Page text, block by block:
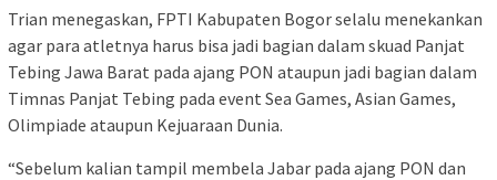
Trian menegaskan, FPTI Kabupaten Bogor selalu menekankan
agar para atletnya harus bisa jadi bagian dalam skuad Panjat
Tebing Jawa Barat pada ajang PON ataupun jadi bagian dalam
Timnas Panjat Tebing pada event Sea Games, Asian Games,
Olimpiade ataupun Kejuaraan Dunia.
“Sebelum kalian tampil membela Jabar pada ajang PON dan